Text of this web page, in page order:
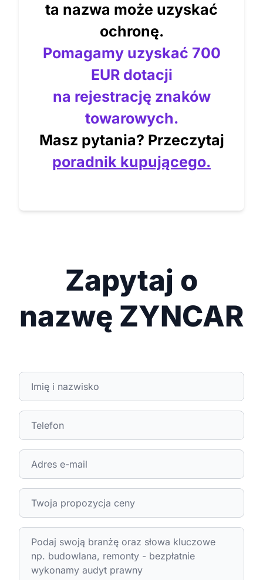
ta nazwa może uzyskać
ochronę.
Pomagamy uzyskać 700
EUR dotacji
na rejestrację znaków
towarowych.
Masz pytania? Przeczytaj
poradnik kupującego.
Zapytaj o
nazwę ZYNCAR